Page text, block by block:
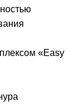
«Easy